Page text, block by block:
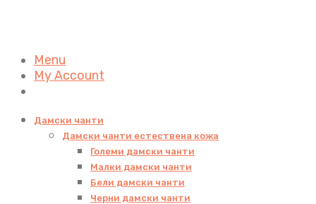
Menu
My Account
Дамски чанти
Дамски чанти естествена кожа
Големи дамски чанти
Малки дамски чанти
Бели дамски чанти
Черни дамски чанти